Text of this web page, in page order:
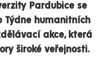
Pardubice se
Týdne humanitních
akce, která
široké veřejnosti.